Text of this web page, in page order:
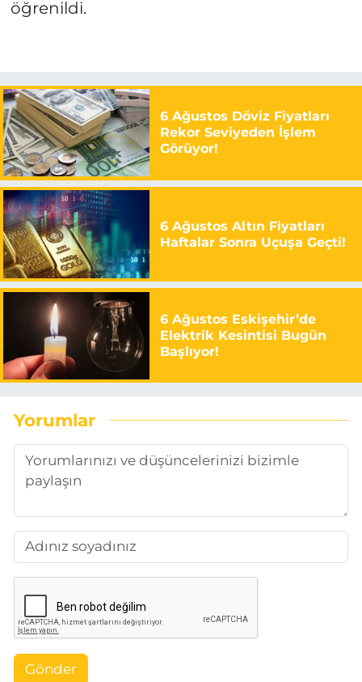
öğrenildi.
6 Ağustos Döviz Fiyatları
Rekor Seviyeden İşlem
Görüyor!
6 Ağustos Altın Fiyatları
Haftalar Sonra Uçuşa Geçti!
6 Ağustos Eskişehir’de
Elektrik Kesintisi Bugün
Başlıyor!
Yorumlar
Gönder